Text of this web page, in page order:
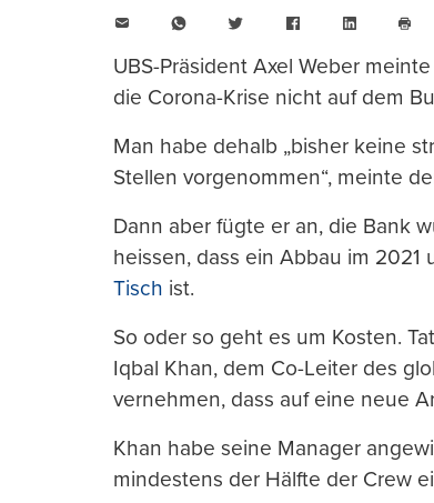
WhatsAppTwitter FacebookLinkedIn
UBS-Präsident Axel Weber
die Corona-Krise nicht auf dem
Man habe dehalb „bisher keine
Stellen vorgenommen“, meinte
Dann aber fügte er an, die Bank
heissen, dass ein Abbau im 2021
Tisch ist.
So oder so geht es um Kosten.
Iqbal Khan, dem Co-Leiter des
vernehmen, dass auf eine neue
Khan habe seine Manager
mindestens der Hälfte der Crew